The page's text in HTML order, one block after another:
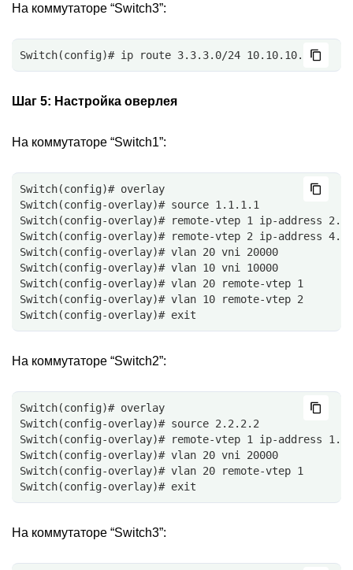
На коммутаторе “Switch3”:
Switch(config)# ip route 3.3.3.0/24 10.10.10.1
Шаг 5: Настройка оверлея
На коммутаторе “Switch1”:
Switch(config)# overlay
Switch(config-overlay)# source 1.1.1.1
Switch(config-overlay)# remote-vtep 1 ip-address
Switch(config-overlay)# remote-vtep 2 ip-address
Switch(config-overlay)# vlan 20 vni 20000
Switch(config-overlay)# vlan 10 vni 10000
Switch(config-overlay)# vlan 20 remote-vtep 1
Switch(config-overlay)# vlan 10 remote-vtep 2
Switch(config-overlay)# exit
На коммутаторе “Switch2”:
Switch(config)# overlay
Switch(config-overlay)# source 2.2.2.2
Switch(config-overlay)# remote-vtep 1 ip-address
Switch(config-overlay)# vlan 20 vni 20000
Switch(config-overlay)# vlan 20 remote-vtep 1
Switch(config-overlay)# exit
На коммутаторе “Switch3”: